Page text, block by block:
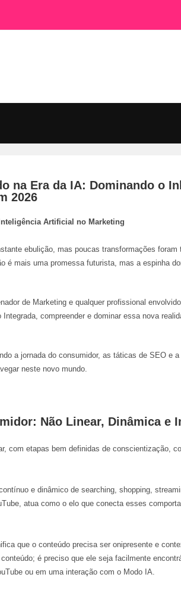
na Era da IA: Dominando o
2026
Artificial no Marketing
ebulição, mas poucas transformações
é mais uma promessa futurista, mas a espinha
de Marketing e qualquer profissional
Integrada, compreender e dominar essa nova
a jornada do consumidor, as táticas de SEO e
neste novo mundo.
Não Linear, Dinâmica e
com etapas bem definidas de conscientização,
e dinâmico de searching, shopping,
atua como o elo que conecta esses
que o conteúdo precisa ser onipresente e
é preciso que ele seja facilmente
ou em uma interação com o Modo IA.